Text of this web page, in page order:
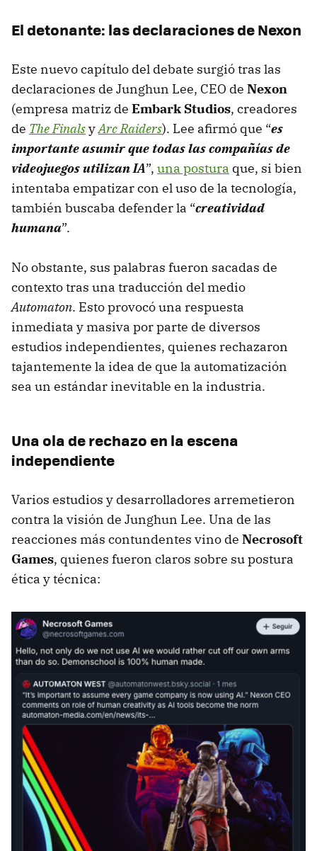
El detonante: las declaraciones de Nexon
Este nuevo capítulo del debate surgió tras las
declaraciones de Junghun Lee, CEO de Nexon
(empresa matriz de Embark Studios, creadores
de The FinalsyArc Raiders). Lee afirmó que “es
importante asumir que todas las compañías de
videojuegos utilizan IA”, una postura que, si bien
intentaba empatizar con el uso de la tecnología,
también buscaba defender la “creatividad
humana”.
No obstante, sus palabras fueron sacadas de
contexto tras una traducción del medio
Automaton. Esto provocó una respuesta
inmediata y masiva por parte de diversos
estudios independientes, quienes rechazaron
tajantemente la idea de que la automatización
sea un estándar inevitable en la industria.
Una ola de rechazo en la escena
independiente
Varios estudios y desarrolladores arremetieron
contra la visión de Junghun Lee. Una de las
reacciones más contundentes vino de Necrosoft
Games, quienes fueron claros sobre su postura
ética y técnica: